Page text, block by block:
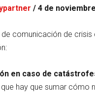
/ 4 de
comunicación de crisis
en caso de
hay que sumar cómo